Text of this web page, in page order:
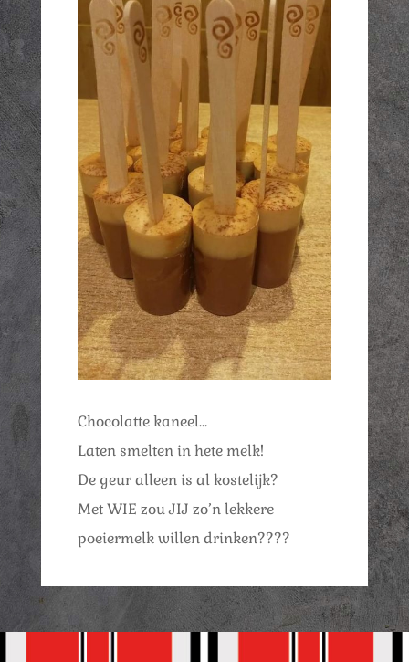
Chocolatte kaneel…
Laten smelten in hete melk!
De geur alleen is al kostelijk?
Met WIE zou JIJ zo’n lekkere
poeiermelk willen drinken????